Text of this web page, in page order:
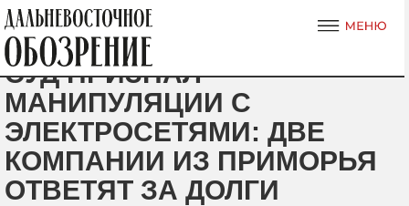
СУД ПРИЗНАЛ
МАНИПУЛЯЦИИ С
ЭЛЕКТРОСЕТЯМИ: ДВЕ
КОМПАНИИ ИЗ ПРИМОРЬЯ
ОТВЕТЯТ ЗА ДОЛГИ